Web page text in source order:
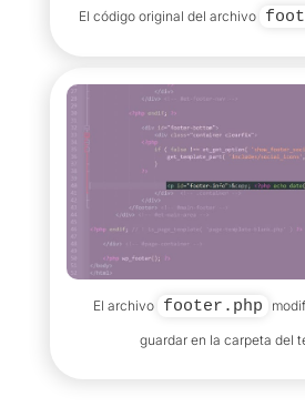
El código original del archivo
El archivo footer.php
guardar en la carpeta del